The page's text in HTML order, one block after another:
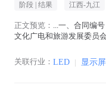
阶段 | 结果 江西-九江
正文预览： ...一、合同编
文化广电和旅游发展委员
关联行业： LED | 显示屏